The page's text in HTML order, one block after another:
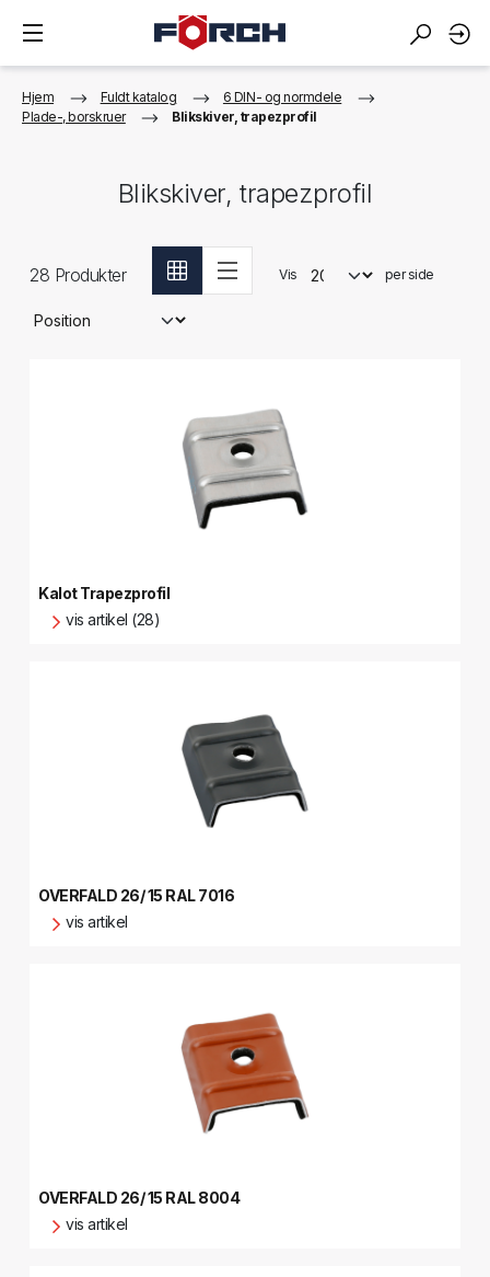
Hjem Fuldt katalog
6 DIN- og normdele
Plade-, borskruer
Blikskiver, trapezprofil
Blikskiver, trapezprofil
28 Produkter Vis per side
Kalot Trapezprofil
vis artikel (28)
OVERFALD 26/ 15 RAL 7016
vis artikel
OVERFALD 26/ 15 RAL 8004
vis artikel